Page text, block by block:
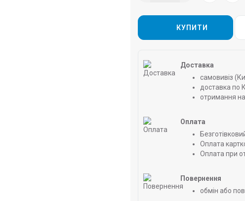
КУПИТИ
Доставка
самовивіз
доставка по
отримання
Оплата
Оплата
Оплата при
Повернення
обмін або